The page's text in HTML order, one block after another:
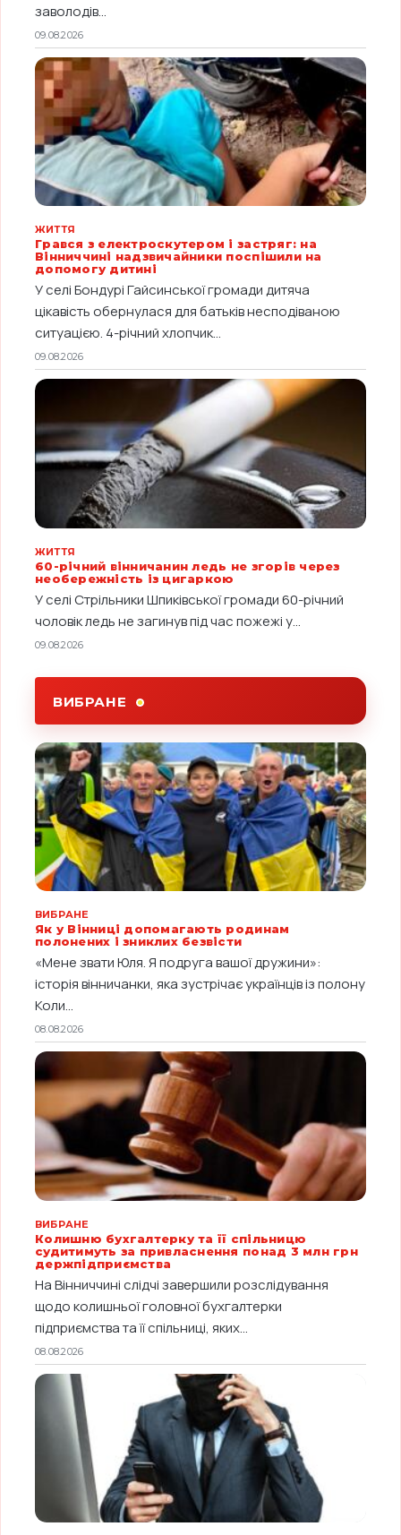
заволодів...
09.08.2026
ЖИТТЯ
Грався з електроскутером і застряг: на
Вінниччині надзвичайники поспішили на
допомогу дитині
У селі Бондурі Гайсинської громади дитяча
цікавість обернулася для батьків несподіваною
ситуацією. 4-річний хлопчик...
09.08.2026
ЖИТТЯ
60-річний вінничанин ледь не згорів через
необережність із цигаркою
У селі Стрільники Шпиківської громади 60-річний
чоловік ледь не загинув під час пожежі у...
09.08.2026
ВИБРАНЕ
ВИБРАНЕ
Як у Вінниці допомагають родинам
полонених і зниклих безвісти
«Мене звати Юля. Я подруга вашої дружини»:
історія вінничанки, яка зустрічає українців із полону
Коли...
08.08.2026
ВИБРАНЕ
Колишню бухгалтерку та її спільницю
судитимуть за привласнення понад 3 млн грн
держпідприємства
На Вінниччині слідчі завершили розслідування
щодо колишньої головної бухгалтерки
підприємства та її спільниці, яких...
08.08.2026